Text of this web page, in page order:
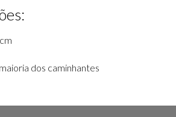
dos caminhantes